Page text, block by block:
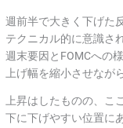
週前半で大きく下げた
テクニカル的に意識さ
週末要因とFOMCへの
上げ幅を縮小させなが
上昇はしたものの、こ
下に下げやすい位置に